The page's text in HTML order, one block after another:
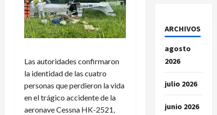
Las autoridades confirmaron
la identidad de las cuatro
personas que perdieron la vida
en el trágico accidente de la
aeronave Cessna HK-2521,
ARCHIVOS
agosto
2026
julio 2026
junio 2026